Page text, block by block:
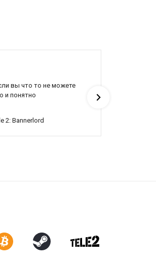
вы что то не можете
и понятно
2: Bannerlord